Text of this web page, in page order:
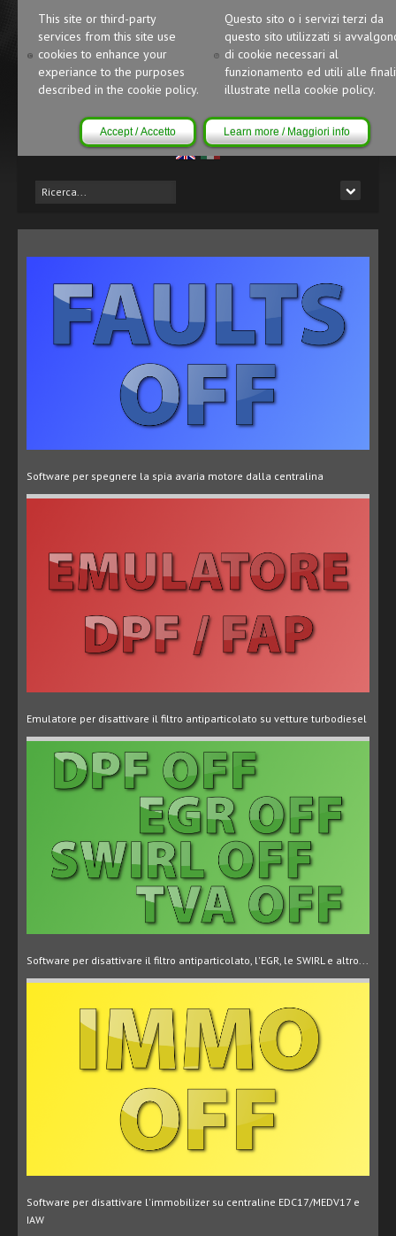
This site or third-party
services from this site use
cookies to enhance your
experiance to the purposes
described in the cookie policy.
Questo sito o i servizi terzi da
questo sito utilizzati si
di cookie necessari al
funzionamento ed utili alle
illustrate nella cookie policy.
Accept / Accetto Learn more / Maggiori info
Software per spegnere la spia avaria motore dalla centralina
Emulatore per disattivare il filtro antiparticolato su vetture turbodiesel
Software per disattivare il filtro antiparticolato, l'EGR, le SWIRL e altro...
Software per disattivare l'immobilizer su centraline EDC17/MEDV17 e
IAW